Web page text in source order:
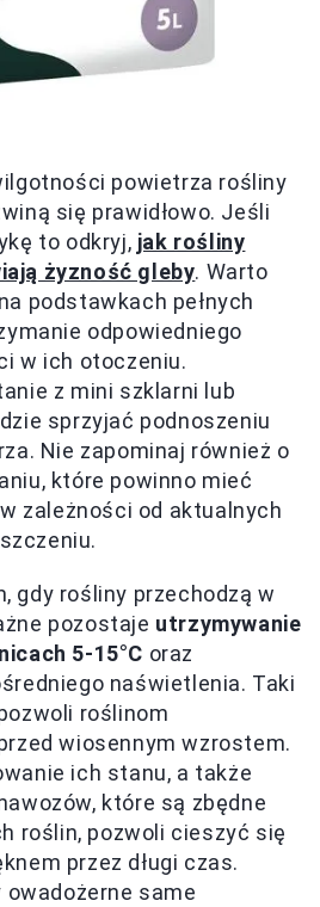
powietrza rośliny
się prawidłowo. Jeśli
to odkryj, jak rośliny
żyzność gleby. Warto
podstawkach pełnych
odpowiedniego
w ich otoczeniu.
z mini szklarni lub
sprzyjać podnoszeniu
Nie zapominaj również o
które powinno mieć
zależności od aktualnych
gdy rośliny przechodzą w
pozostaje utrzymywanie
5-15°C oraz
naświetlenia. Taki
roślinom
wiosennym wzrostem.
ich stanu, a także
które są zbędne
roślin, pozwoli cieszyć się
przez długi czas.
same